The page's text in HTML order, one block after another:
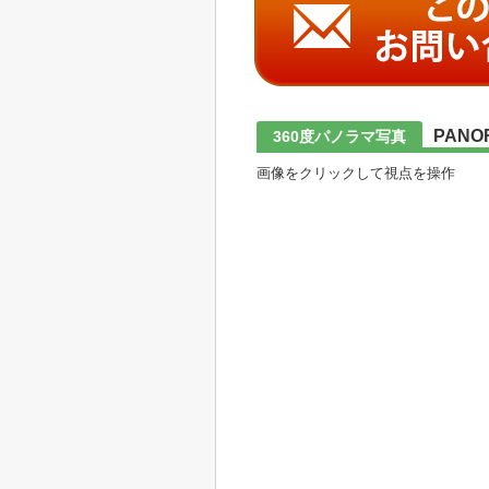
360度パノラマ写真
画像をクリックして視点を操作